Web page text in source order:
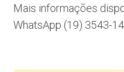
Mais informações
WhatsApp (19) 3543-